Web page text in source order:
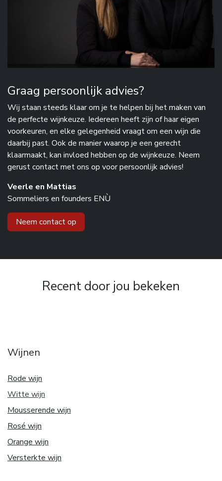
Graag persoonlijk advies?
Wij staan steeds klaar om je te helpen bij het maken van
de perfecte wijnkeuze. Iedereen heeft zijn of haar eigen
voorkeuren, en elke gelegenheid vraagt om een wijn die
daarbij past. Ook de manier waarop je een gerecht
klaarmaakt, kan invloed hebben op de wijnkeuze. Neem
gerust contact met ons op voor persoonlijk advies!
Veerle en Mattias
Sommeliers en founders ENÙ
Neem contact op
Recent door jou bekeken
Wijnen
Rode wijn
Witte wijn
Mousserende wijn
Rosé wijn
Orange wijn
Versterkte wijn